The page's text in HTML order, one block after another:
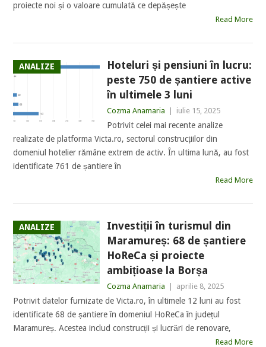
proiecte noi și o valoare cumulată ce depășește
Read More
ANALIZE
Hoteluri și pensiuni în lucru:
peste 750 de șantiere active
în ultimele 3 luni
Cozma Anamaria iulie 15, 2025
Potrivit celei mai recente analize
realizate de platforma Victa.ro, sectorul construcțiilor din
domeniul hotelier rămâne extrem de activ. În ultima lună, au fost
identificate 761 de șantiere în
Read More
ANALIZE
Investiții în turismul din
Maramureș: 68 de șantiere
HoReCa și proiecte
ambițioase la Borșa
Cozma Anamaria aprilie 8, 2025
Potrivit datelor furnizate de Victa.ro, în ultimele 12 luni au fost
identificate 68 de șantiere în domeniul HoReCa în județul
Maramureș. Acestea includ construcții și lucrări de renovare,
Read More